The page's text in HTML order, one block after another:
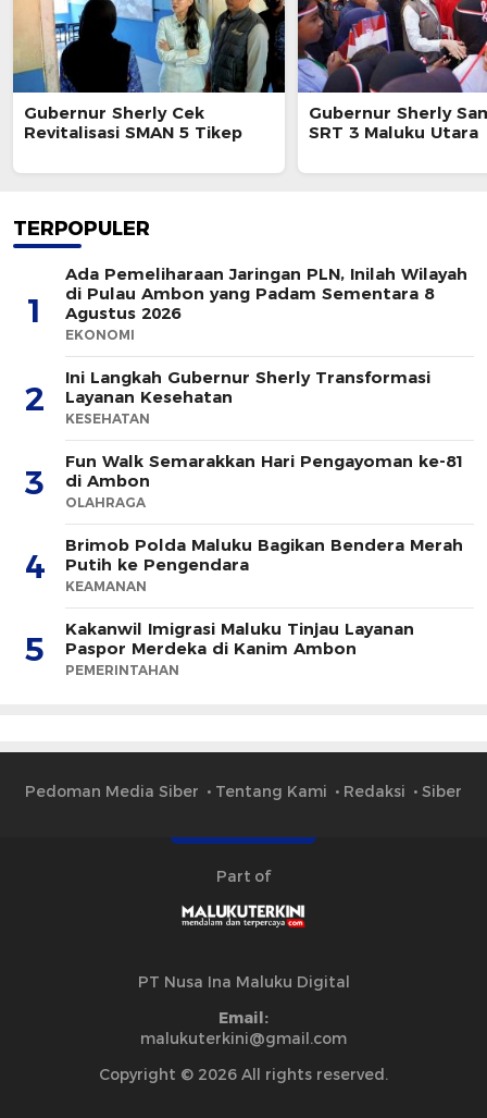
Gubernur Sherly Cek
Revitalisasi SMAN 5 Tikep
Gubernur Sherly
SRT 3 Maluku Utara
TERPOPULER
1
Ada Pemeliharaan Jaringan PLN, Inilah Wilayah
di Pulau Ambon yang Padam Sementara 8
Agustus 2026
EKONOMI
2
Ini Langkah Gubernur Sherly Transformasi
Layanan Kesehatan
KESEHATAN
3
Fun Walk Semarakkan Hari Pengayoman ke-81
di Ambon
OLAHRAGA
4
Brimob Polda Maluku Bagikan Bendera Merah
Putih ke Pengendara
KEAMANAN
5
Kakanwil Imigrasi Maluku Tinjau Layanan
Paspor Merdeka di Kanim Ambon
PEMERINTAHAN
Pedoman Media Siber Tentang Kami Redaksi Siber
Part of
PT Nusa Ina Maluku Digital
Email:
malukuterkini@gmail.com
Copyright © 2026 All rights reserved.